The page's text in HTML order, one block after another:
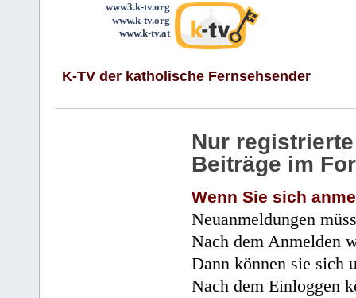
www3.k-tv.org
www.k-tv.org
www.k-tv.at
K-TV der katholische Fernsehsender
Nur
Beiträge im
Wenn Sie sich
Neuanmeldungen
Nach dem Anmelden
Dann können sie sich
Nach dem Einloggen